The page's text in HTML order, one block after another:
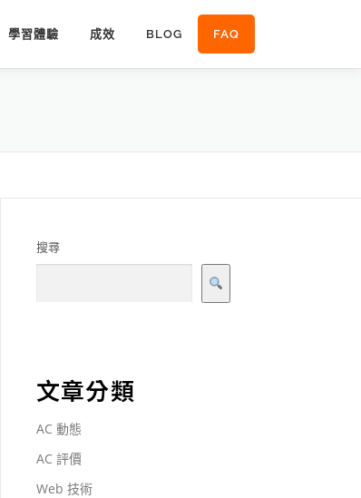
學習體驗 成效 BLOG FAQ
搜尋
文章分類
AC 動態
AC 評價
Web 技術